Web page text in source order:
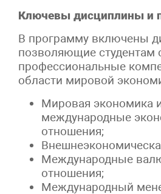
Ключевы дисциплины и
В программу включены
позволяющие студентам
профессиональные
области мировой
Мировая экономика
международные
отношения;
Международные
отношения;
Международный